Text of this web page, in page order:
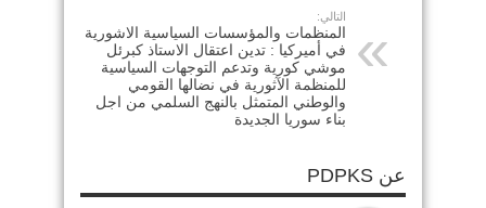
التالي:
المنظمات والمؤسسات السياسية الاشورية
في أميركيا : تدين اعتقال الاستاذ كبرئل
موشي كورية وتدعم التوجهات السياسية
للمنظمة الآثورية في نضالها القومي
والوطني المتمثل بالنهج السلمي من اجل
بناء سوريا الجديدة
عن PDPKS